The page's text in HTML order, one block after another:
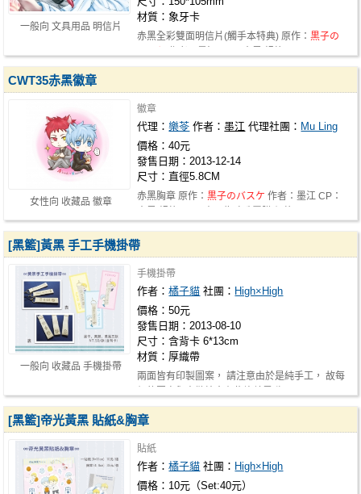
一般向 文具用品 明信片
材質：象牙卡
赤黑全彩雙面明信片(觸手本特典) 原作：黒子の
女性向 收藏品 徽章
CWT35赤黑徽章
徽章
代理：樂苓 作者：墨江 代理社團： Mu Ling
價格：40元
發售日期：2013-12-14
尺寸：直徑5.8CM
赤黑胸章 原作：黒子のバスケ 作者：墨江 CP：
一般向 收藏品 手機掛帶
[黑籃]黃黑 手工手機掛帶
手機掛帶
作者：橘子貓 社團： High×High
價格：50元
發售日期：2013-08-10
尺寸：含背卡 6*13cm
材質：厚織帶
兩面皆有印製圖案， 請注意由於是純手工， 故每
[黑籃]帝光黃黑 貼紙&胸章
貼紙
作者：橘子貓 社團： High×High
價格：10元（Set:40元）